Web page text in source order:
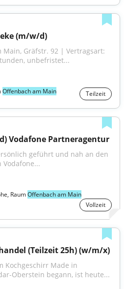
(m/w/d)
Main, Gräfstr. 92 | Vertragsart:
unbefristet...
Offenbach am Main Teilzeit
Vodafone Partneragentur
geführt und nah an den
RaumOffenbach am Main
Vollzeit
(Teilzeit 25h) (w/m/x)
Kochgeschirr Made in
Oberstein begann, ist heute...